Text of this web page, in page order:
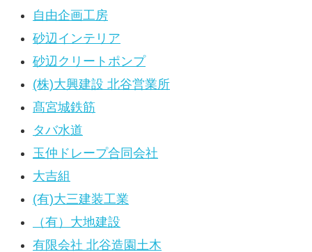
自由企画工房
砂辺インテリア
砂辺クリートポンプ
(株)大興建設 北谷営業所
髙宮城鉄筋
タバ水道
玉仲ドレープ合同会社
大吉組
(有)大三建装工業
（有）大地建設
有限会社 北谷造園土木